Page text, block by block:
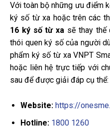
Với toàn bộ những ưu điểm
ký số từ xa hoặc trên các
16 ký số từ xa sẽ thay thế
thói quen ký số của người
phẩm ký số từ xaVNPT
hoặc liên hệ trực tiếp với
sau để được giải đáp cụ thể:
Website: https://
Hotline: 1800 1260